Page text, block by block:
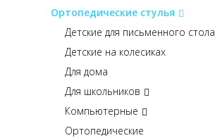
Ортопедические стулья
Детские для письменного стола
Детские на колесиках
Для дома
Для школьников
Компьютерные
Ортопедические